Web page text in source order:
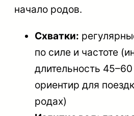
начало родов.
Схватки:
по силе и частоте
длительность
ориентир для
родах)